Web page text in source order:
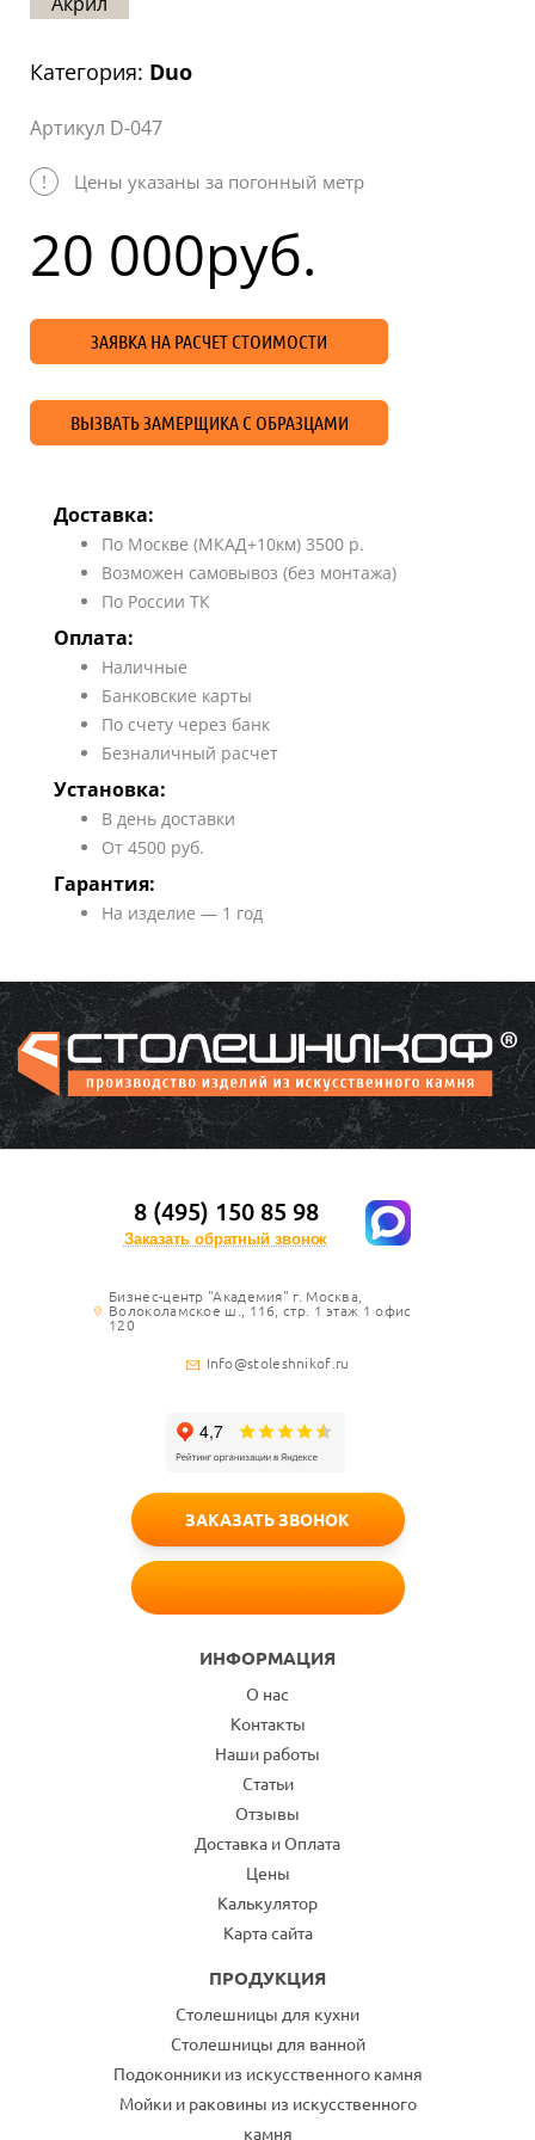
Карта
сайта
Категория: Duo
Артикул D-047
! Цены указаны за погонный метр
20 000руб.
ЗАЯВКА НА РАСЧЕТ СТОИМОСТИ
ВЫЗВАТЬ ЗАМЕРЩИКА С ОБРАЗЦАМИ
Доставка:
По Москве (МКАД+10км) 3500 р.
Возможен самовывоз (без монтажа)
По России ТК
Оплата:
Наличные
Банковские карты
По счету через банк
Безналичный расчет
Установка:
В день доставки
От 4500 руб.
Гарантия:
На изделие — 1 год
8 (495) 150 85 98
Заказать обратный звонок
Бизнес-центр "Академия" г. Москва,
Волоколамское ш., 116, стр. 1 этаж 1 офис
120
Info@stoleshnikof.ru
ИНФОРМАЦИЯ
О нас
Контакты
Наши работы
Статьи
Отзывы
Доставка и Оплата
Цены
Калькулятор
Карта сайта
ПРОДУКЦИЯ
Столешницы для кухни
Столешницы для ванной
Подоконники из искусственного камня
Мойки и раковины из искусственного
камня
ЗАКАЗАТЬ ЗВОНОК